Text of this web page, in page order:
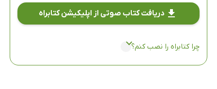
دریافت کتاب صوتی از اپلیکیشن کتابراه
چرا کتابراه را نصب کنم؟